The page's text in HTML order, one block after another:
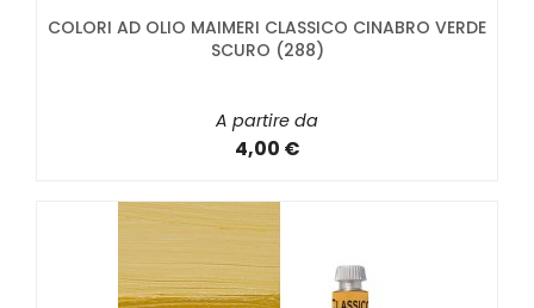
COLORI AD OLIO MAIMERI CLASSICO CINABRO VERDE
SCURO (288)
A partire da
4,00 €